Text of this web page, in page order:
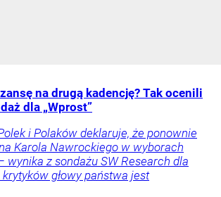
na drugą kadencję? Tak ocenili
dla „Wprost”
i Polaków deklaruje, że ponownie
Karola Nawrockiego w wyborach
wynika z sondażu SW Research dla
krytyków głowy państwa jest